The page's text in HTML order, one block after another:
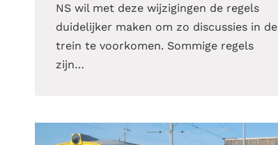
NS wil met deze wijzigingen de regels
duidelijker maken om zo discussies in de
trein te voorkomen. Sommige regels
zijn…